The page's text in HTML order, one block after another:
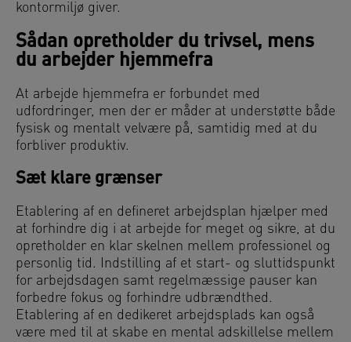
kontormiljø giver.
Sådan opretholder du trivsel, mens
du arbejder hjemmefra
At arbejde hjemmefra er forbundet med
udfordringer, men der er måder at understøtte både
fysisk og mentalt velvære på, samtidig med at du
forbliver produktiv.
Sæt klare grænser
Etablering af en defineret arbejdsplan hjælper med
at forhindre dig i at arbejde for meget og sikre, at du
opretholder en klar skelnen mellem professionel og
personlig tid. Indstilling af et start- og sluttidspunkt
for arbejdsdagen samt regelmæssige pauser kan
forbedre fokus og forhindre udbrændthed.
Etablering af en dedikeret arbejdsplads kan også
være med til at skabe en mental adskillelse mellem